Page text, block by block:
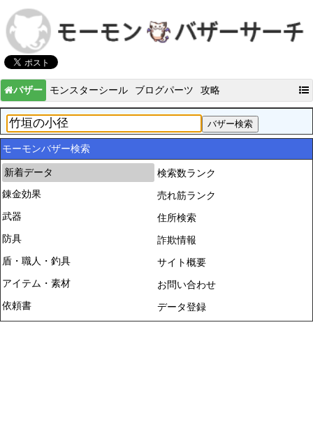
バザー モンスターシール ブログパーツ 攻略
モーモンバザー検索
新着データ
錬金効果
武器
防具
盾・職人・釣具
アイテム・素材
依頼書
検索数ランク
売れ筋ランク
住所検索
詐欺情報
サイト概要
お問い合わせ
データ登録